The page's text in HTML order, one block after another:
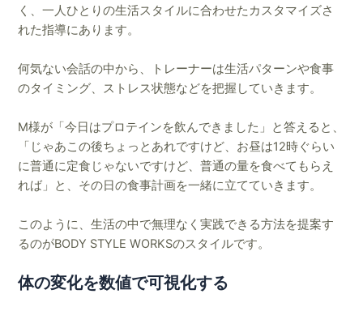
く、一人ひとりの生活スタイルに合わせたカスタマイズさ
れた指導にあります。
何気ない会話の中から、トレーナーは生活パターンや食事
のタイミング、ストレス状態などを把握していきます。
M様が「今日はプロテインを飲んできました」と答えると、
「じゃあこの後ちょっとあれですけど、お昼は12時ぐらい
に普通に定食じゃないですけど、普通の量を食べてもらえ
れば」と、その日の食事計画を一緒に立てていきます。
このように、生活の中で無理なく実践できる方法を提案す
るのがBODY STYLE WORKSのスタイルです。
体の変化を数値で可視化する